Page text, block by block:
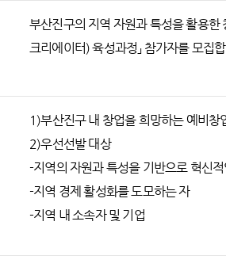
부산진구의 지역 자원과 특성을 활용한
크리에이터) 육성과정」 참가자를 모
1)부산진구 내 창업을 희망하는 예비창
2)우선선발 대상
-지역의 자원과 특성을 기반으로 혁신
-지역 경제 활성화를 도모하는 자
-지역 내 소속자 및 기업